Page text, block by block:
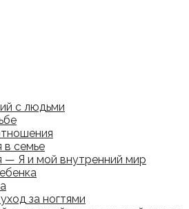
с людьми
семье
— Я и мой внутренний мир
за ногтями